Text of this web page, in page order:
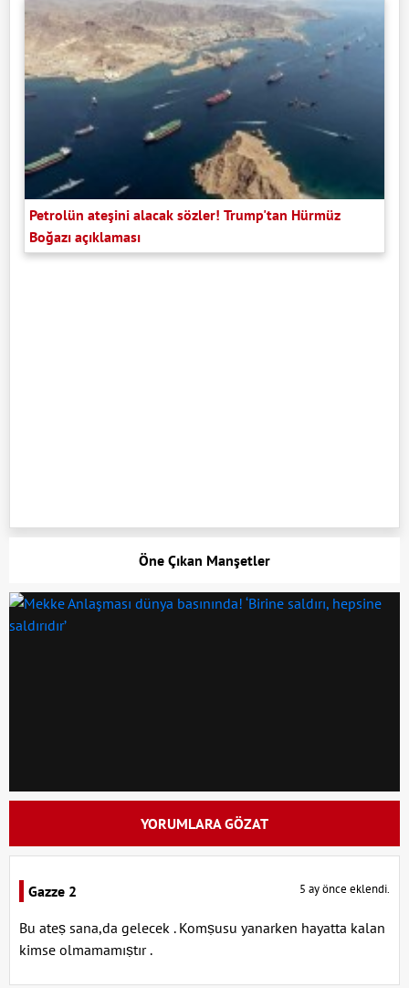
Petrolün ateşini alacak sözler! Trump'tan Hürmüz
Boğazı açıklaması
Öne Çıkan Manşetler
YORUMLARA GÖZAT
Gazze 2 5 ay önce eklendi.
Bu ateṣ sana,da gelecek . Komṣusu yanarken hayatta kalan
kimse olmamamıṣtır .